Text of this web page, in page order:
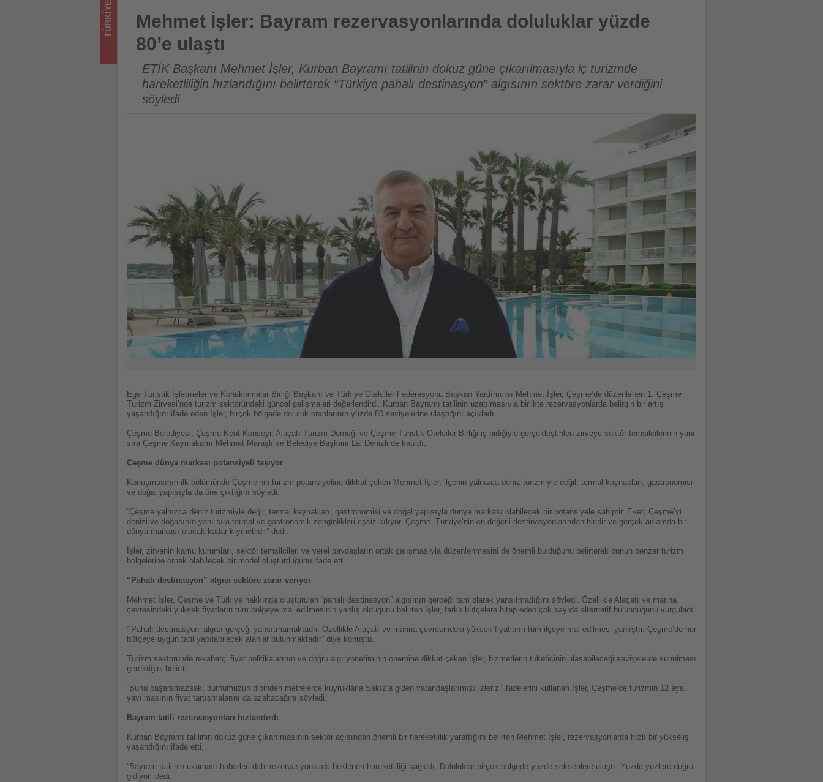
Mehmet İşler: Bayram rezervasyonlarında doluluklar yüzde 80’e ulaştı
TÜRKIYE
Mehmet İşler: Bayram rezervasyonlarında doluluklar yüzde
80’e ulaştı
ETİK Başkanı Mehmet İşler, Kurban Bayramı tatilinin dokuz güne çıkarılmasıyla iç turizmde
hareketliliğin hızlandığını belirterek “Türkiye pahalı destinasyon” algısının sektöre zarar verdiğini
söyledi
Ege Turistik İşletmeler ve Konaklamalar Birliği Başkanı ve Türkiye Otelciler Federasyonu Başkan Yardımcısı Mehmet İşler, Çeşme’de düzenlenen 1. Çeşme
Turizm Zirvesi’nde turizm sektöründeki güncel gelişmeleri değerlendirdi. Kurban Bayramı tatilinin uzatılmasıyla birlikte rezervasyonlarda belirgin bir artış
yaşandığını ifade eden İşler, birçok bölgede doluluk oranlarının yüzde 80 seviyelerine ulaştığını açıkladı.
Çeşme Belediyesi, Çeşme Kent Konseyi, Alaçatı Turizm Derneği ve Çeşme Turistik Otelciler Birliği iş birliğiyle gerçekleştirilen zirveye sektör temsilcilerinin yanı
sıra Çeşme Kaymakamı Mehmet Maraşlı ve Belediye Başkanı Lal Denizli de katıldı.
Çeşme dünya markası potansiyeli taşıyor
Konuşmasının ilk bölümünde Çeşme’nin turizm potansiyeline dikkat çeken Mehmet İşler, ilçenin yalnızca deniz turizmiyle değil, termal kaynakları, gastronomisi
ve doğal yapısıyla da öne çıktığını söyledi.
“Çeşme yalnızca deniz turizmiyle değil, termal kaynakları, gastronomisi ve doğal yapısıyla dünya markası olabilecek bir potansiyele sahiptir. Evet, Çeşme’yi
denizi ve doğasının yanı sıra termal ve gastronomik zenginlikleri eşsiz kılıyor. Çeşme, Türkiye’nin en değerli destinasyonlarından biridir ve gerçek anlamda bir
dünya markası olacak kadar kıymetlidir” dedi.
İşler, zirvenin kamu kurumları, sektör temsilcileri ve yerel paydaşların ortak çalışmasıyla düzenlenmesini de önemli bulduğunu belirterek bunun benzer turizm
bölgelerine örnek olabilecek bir model oluşturduğunu ifade etti.
“Pahalı destinasyon” algısı sektöre zarar veriyor
Mehmet İşler, Çeşme ve Türkiye hakkında oluşturulan “pahalı destinasyon” algısının gerçeği tam olarak yansıtmadığını söyledi. Özellikle Alaçatı ve marina
çevresindeki yüksek fiyatların tüm bölgeye mal edilmesinin yanlış olduğunu belirten İşler, farklı bütçelere hitap eden çok sayıda alternatif bulunduğunu vurguladı.
“‘Pahalı destinasyon’ algısı gerçeği yansıtmamaktadır. Özellikle Alaçatı ve marina çevresindeki yüksek fiyatların tüm ilçeye mal edilmesi yanlıştır. Çeşme’de her
bütçeye uygun tatil yapılabilecek alanlar bulunmaktadır” diye konuştu.
Turizm sektöründe rekabetçi fiyat politikalarının ve doğru algı yönetiminin önemine dikkat çeken İşler, hizmetlerin tüketicinin ulaşabileceği seviyelerde sunulması
gerektiğini belirtti.
“Bunu başaramazsak, burnumuzun dibinden metrelerce kuyruklarla Sakız’a giden vatandaşlarımızı izleriz” ifadelerini kullanan İşler, Çeşme’de turizmin 12 aya
yayılmasının fiyat tartışmalarını da azaltacağını söyledi.
Bayram tatili rezervasyonları hızlandırdı
Kurban Bayramı tatilinin dokuz güne çıkarılmasının sektör açısından önemli bir hareketlilik yarattığını belirten Mehmet İşler, rezervasyonlarda hızlı bir yükseliş
yaşandığını ifade etti.
“Bayram tatilinin uzaması haberleri dahi rezervasyonlarda beklenen hareketliliği sağladı. Doluluklar birçok bölgede yüzde seksenlere ulaştı. Yüzde yüzlere doğru
gidiyor” dedi.